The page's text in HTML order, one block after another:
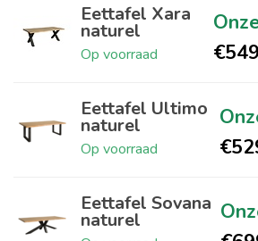
Eettafel Xara
naturel
Op voorraad
Eettafel Ultimo
naturel
Op voorraad
Eettafel Sovana
naturel